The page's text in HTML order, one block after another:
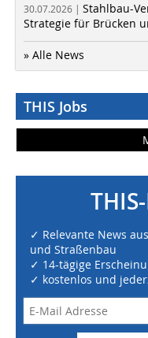
30.07.2026 | Stahlbau-
Strategie für Brücken
» Alle News
THIS Jobs
✓ Relevante News
und Straßenbau
✓ 14-tägige
✓ kostenlos und